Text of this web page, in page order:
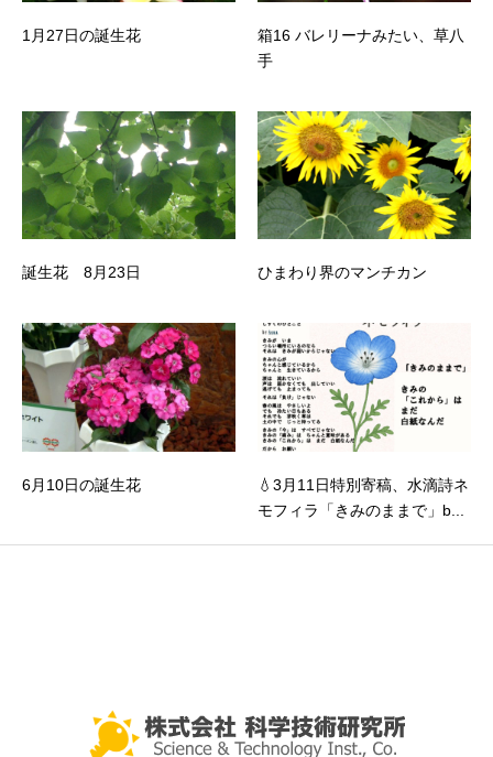
1月27日の誕生花
箱16 バレリーナみたい、草八
手
誕生花 8月23日 ひまわり界のマンチカン
6月10日の誕生花
💧3月11日特別寄稿、水滴詩ネ
モフィラ「きみのままで」b...